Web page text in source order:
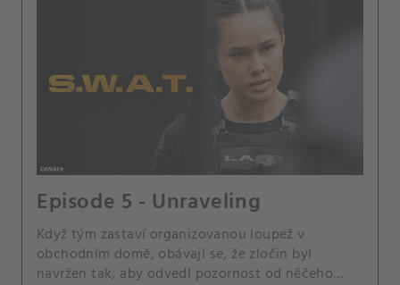
Episode 5 - Unraveling
Když tým zastaví organizovanou loupež v
obchodním domě, obávají se, že zločin byl
navržen tak, aby odvedl pozornost od něčeho